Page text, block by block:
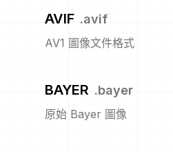
AVIF .avif
AV1 圖像文件格式
BAYER .bayer
原始 Bayer 圖像